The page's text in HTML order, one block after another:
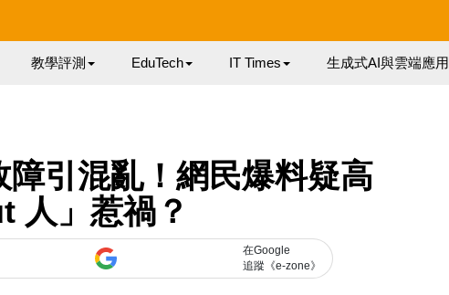
教學評測 EduTech IT Times 生成式AI與雲端應用
引混亂！網民爆料疑高
人」惹禍？
在Google
追蹤《e-zone》